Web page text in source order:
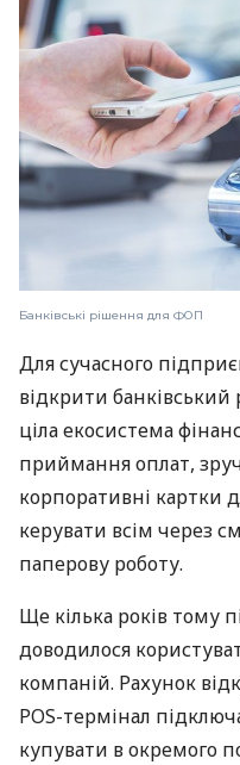
Банківські рішення для ФОП
Для сучасного
відкрити банківський
ціла екосистема
приймання оплат,
корпоративні картки
керувати всім через
паперову роботу.
Ще кілька років тому
доводилося
компаній. Рахунок
POS-термінал
купувати в окремого